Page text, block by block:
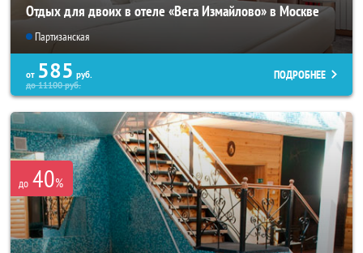
Отдых для двоих в отеле «Вега Измайлово» в Москве
Партизанская
от 585 руб.
до11100руб.
ПОДРОБНЕЕ
до 40%